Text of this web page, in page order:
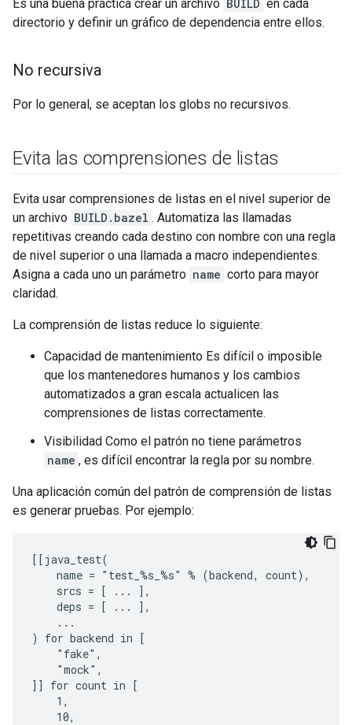
Es una buena práctica crear un archivo BUILD en cada
directorio y definir un gráfico de dependencia entre ellos.
No recursiva
Por lo general, se aceptan los globs no recursivos.
Evita las comprensiones de listas
Evita usar comprensiones de listas en el nivel superior de
un archivo BUILD.bazel . Automatiza las llamadas
repetitivas creando cada destino con nombre con una regla
de nivel superior o una llamada a macro independientes.
Asigna a cada uno un parámetro name corto para mayor
claridad.
La comprensión de listas reduce lo siguiente:
Capacidad de mantenimiento Es difícil o imposible
que los mantenedores humanos y los cambios
automatizados a gran escala actualicen las
comprensiones de listas correctamente.
Visibilidad Como el patrón no tiene parámetros
name , es difícil encontrar la regla por su nombre.
Una aplicación común del patrón de comprensión de listas
es generar pruebas. Por ejemplo:
[[java_test(
    name = "test_%s_%s" % (backend, count),
    srcs = [ ... ],
    deps = [ ... ],
    ...
) for backend in [
    "fake",
    "mock",
]] for count in [
    1,
    10,